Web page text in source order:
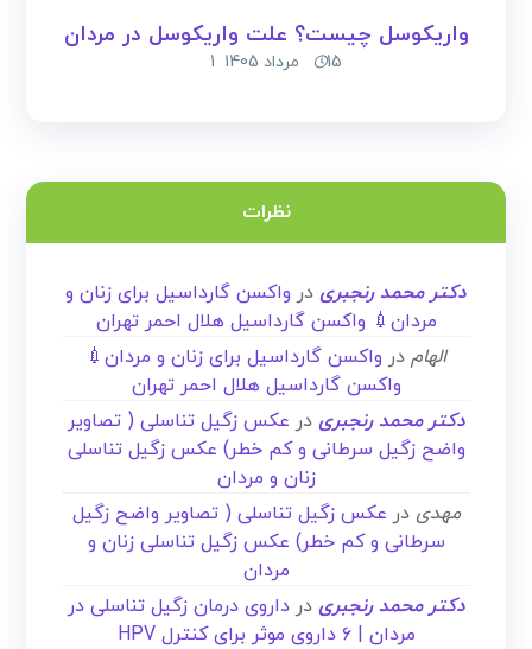
واریکوسل چیست؟ علت واریکوسل در مردان
15 مرداد 1405 1
نظرات
دکتر محمد رنجبری در واکسن گارداسیل برای زنان و
مردان💉 واکسن گارداسیل هلال احمر تهران
الهام در واکسن گارداسیل برای زنان و مردان💉
واکسن گارداسیل هلال احمر تهران
دکتر محمد رنجبری در عکس زگیل تناسلی ( تصاویر
واضح زگیل سرطانی و کم خطر) عکس زگیل تناسلی
زنان و مردان
مهدی در عکس زگیل تناسلی ( تصاویر واضح زگیل
سرطانی و کم خطر) عکس زگیل تناسلی زنان و
مردان
دکتر محمد رنجبری درداروی درمان زگیل تناسلی در
مردان | ۶ داروی موثر برای کنترل HPV